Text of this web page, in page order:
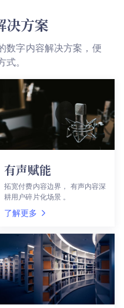
决方案
数字内容解决方案，便
式。
有声赋能
拓宽付费内容边界
有声内容深
耕用户碎片化场景
了解更多